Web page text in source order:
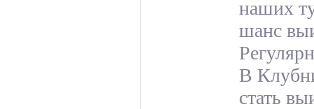
наших
шанс
В
стать